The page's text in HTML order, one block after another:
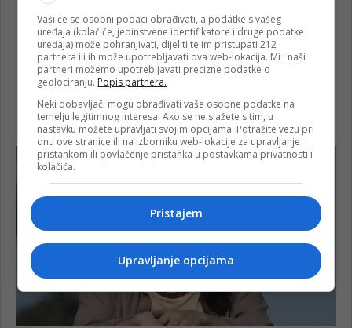
Vaši će se osobni podaci obrađivati, a podatke s vašeg
uređaja (kolačiće, jedinstvene identifikatore i druge podatke
uređaja) može pohranjivati, dijeliti te im pristupati 212
partnera ili ih može upotrebljavati ova web-lokacija. Mi i naši
partneri možemo upotrebljavati precizne podatke o
geolociranju. Popis partnera.
Neki dobavljači mogu obrađivati vaše osobne podatke na
temelju legitimnog interesa. Ako se ne slažete s tim, u
nastavku možete upravljati svojim opcijama. Potražite vezu pri
dnu ove stranice ili na izborniku web-lokacije za upravljanje
pristankom ili povlačenje pristanka u postavkama privatnosti i
kolačića.
Pristajem
Upravljanje opcijama